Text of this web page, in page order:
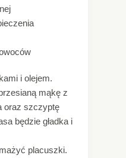
i olejem.
mąkę z
oraz szczyptę
będzie gładka i
placuszki.